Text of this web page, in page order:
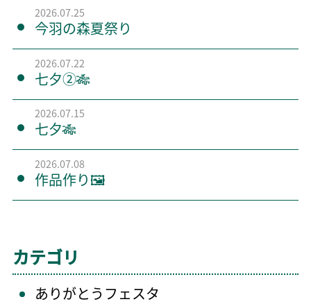
2026.07.25
今羽の森夏祭り
2026.07.22
七夕②🎋
2026.07.15
七夕🎋
2026.07.08
作品作り🖼️
カテゴリ
ありがとうフェスタ